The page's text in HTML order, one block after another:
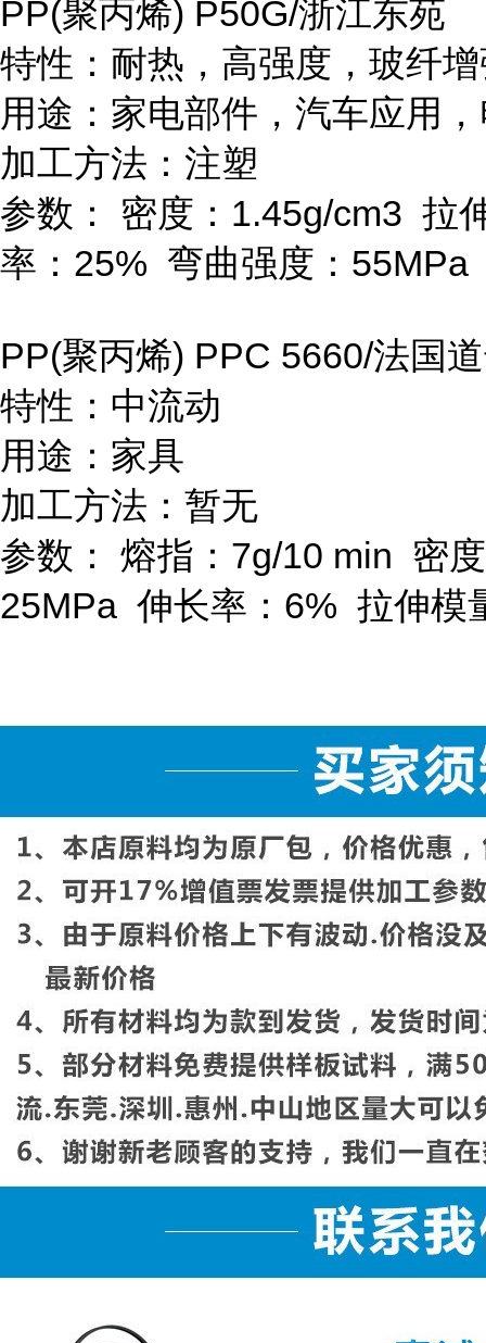
PP(聚丙烯) P50G/浙江东苑
特性：耐热，高强度，玻纤
用途：家电部件，汽车应用
加工方法：注塑
参数：
密度： 1.45g/cm3 拉
率： 25% 弯曲强度： 55MPa
PP(聚丙烯) PPC 5660/法国
特性：中流动
用途：家具
加工方法：暂无
参数：
熔指： 7g/10 min 密
25MPa 伸长率： 6% 拉伸模